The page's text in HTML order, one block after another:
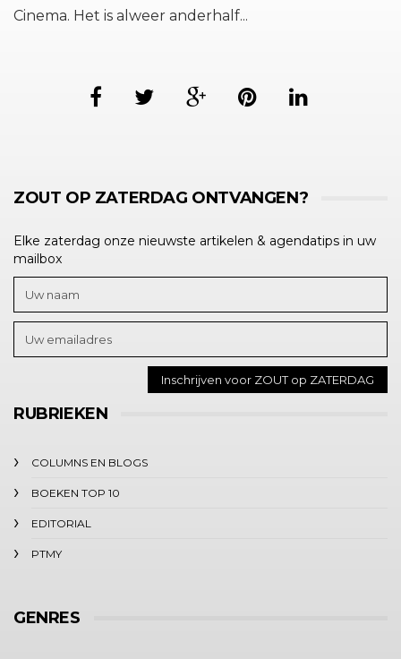
Cinema. Het is alweer anderhalf...
ZOUT OP ZATERDAG ONTVANGEN?
Elke zaterdag onze nieuwste artikelen & agendatips in uw
mailbox
RUBRIEKEN
COLUMNS EN BLOGS
BOEKEN TOP 10
EDITORIAL
PTMY
GENRES